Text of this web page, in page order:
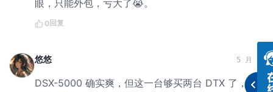
眼，只能外包，亏大了😭。
0回复
悠悠 5 月 前
DSX-5000 确实爽，但这一台够买两台 DTX 了，小